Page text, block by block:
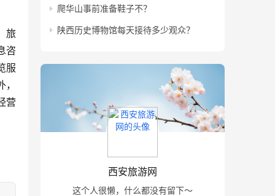
旅
咨
服
营
爬华山事前准备鞋子不？
陕西历史博物馆每天接待多少观众？
西安旅游网
这个人很懒，什么都没有留下～